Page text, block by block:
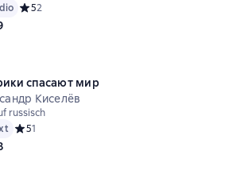
Средний рейтинг 5 на основе 2 оценок
52
спасают мир
Киселёв
russisch
Средний рейтинг 5 на основе 1 оценок
51